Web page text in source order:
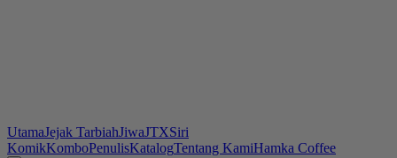
UtamaJejak TarbiahJiwaJTXSiri
KomikKomboPenulisKatalogTentang KamiHamka Coffee